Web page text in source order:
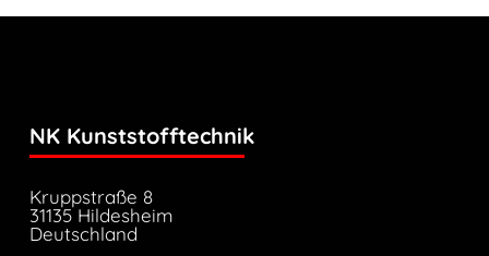
NK Kunststofftechnik
Kruppstraße 8
31135 Hildesheim
Deutschland